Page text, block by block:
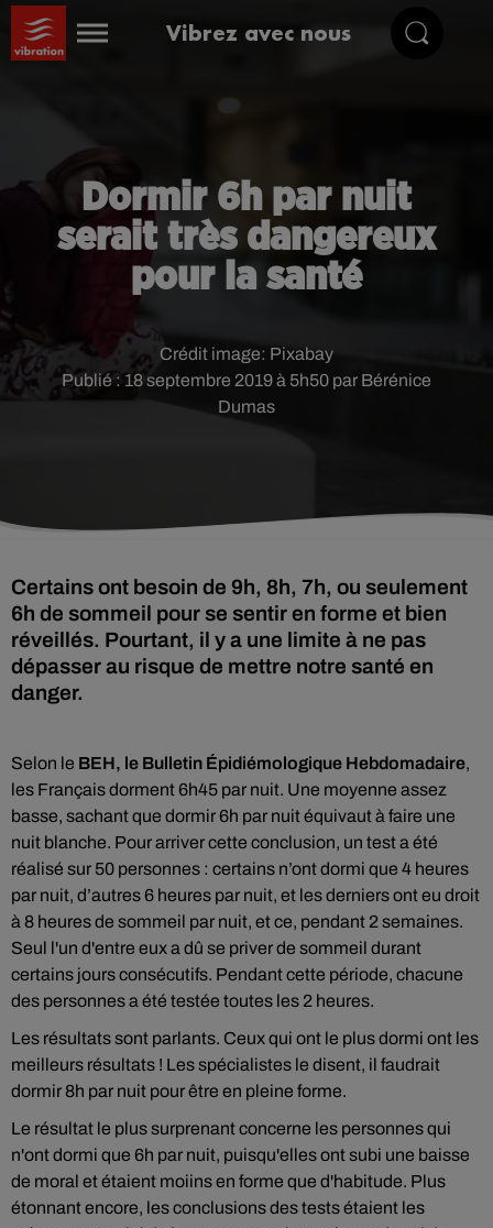
Vibrez avec nous
Dormir 6h par nuit
serait très dangereux
pour la santé
Publié : 18 septembre 2019 à 5h50 par Bérénice
Dumas
Crédit image: Pixabay
Certains ont besoin de 9h, 8h, 7h, ou seulement
6h de sommeil pour se sentir en forme et bien
réveillés. Pourtant, il y a une limite à ne pas
dépasser au risque de mettre notre santé en
danger.
Selon le BEH, le Bulletin Épidiémologique Hebdomadaire,
les Français dorment 6h45 par nuit. Une moyenne assez
basse, sachant que dormir 6h par nuit équivaut à faire une
nuit blanche. Pour arriver cette conclusion, un test a été
réalisé sur 50 personnes : certains n’ont dormi que 4 heures
par nuit, d’autres 6 heures par nuit, et les derniers ont eu droit
à 8 heures de sommeil par nuit, et ce, pendant 2 semaines.
Seul l'un d'entre eux a dû se priver de sommeil durant
certains jours consécutifs. Pendant cette période, chacune
des personnes a été testée toutes les 2 heures.
Les résultats sont parlants. Ceux qui ont le plus dormi ont les
meilleurs résultats ! Les spécialistes le disent, il faudrait
dormir 8h par nuit pour être en pleine forme.
Le résultat le plus surprenant concerne les personnes qui
n'ont dormi que 6h par nuit, puisqu'elles ont subi une baisse
de moral et étaient moiins en forme que d'habitude. Plus
étonnant encore, les conclusions des tests étaient les